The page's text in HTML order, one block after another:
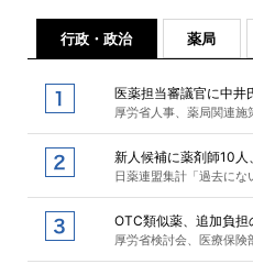
行政・政治 薬局
医薬担当審議官に中井
厚労省人事、薬局関連施
新人候補に薬剤師10
日薬連盟集計「過去にな
OTC類似薬、追加負担
厚労省検討会、医療保険